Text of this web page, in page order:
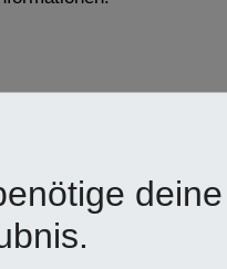
Einfluss auf das
und wer die neuen
die eigenen
deine